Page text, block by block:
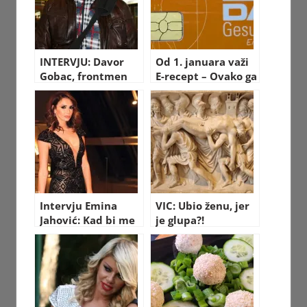
INTERVJU: Davor
Gobac, frontmen
“Psihomodo popa”
Od 1. januara važi
E-recept – Ovako ga
možete podići u
apoteci
Intervju Emina
Jahović: Kad bi me
Mustafa udario,
ostavila bih ga
odmah!
VIC: Ubio ženu, jer
je glupa?!